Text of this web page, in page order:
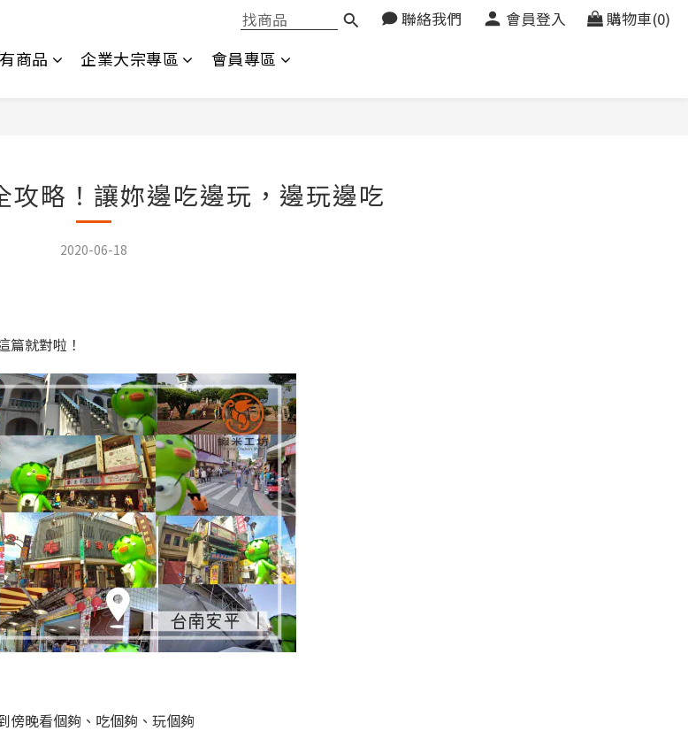
聯絡我們 會員登入 購物車(0)
商品 企業大宗專區 會員專區
攻略！讓妳邊吃邊玩，邊玩邊吃
2020-06-18
篇就對啦！
傍晚看個夠、吃個夠、玩個夠